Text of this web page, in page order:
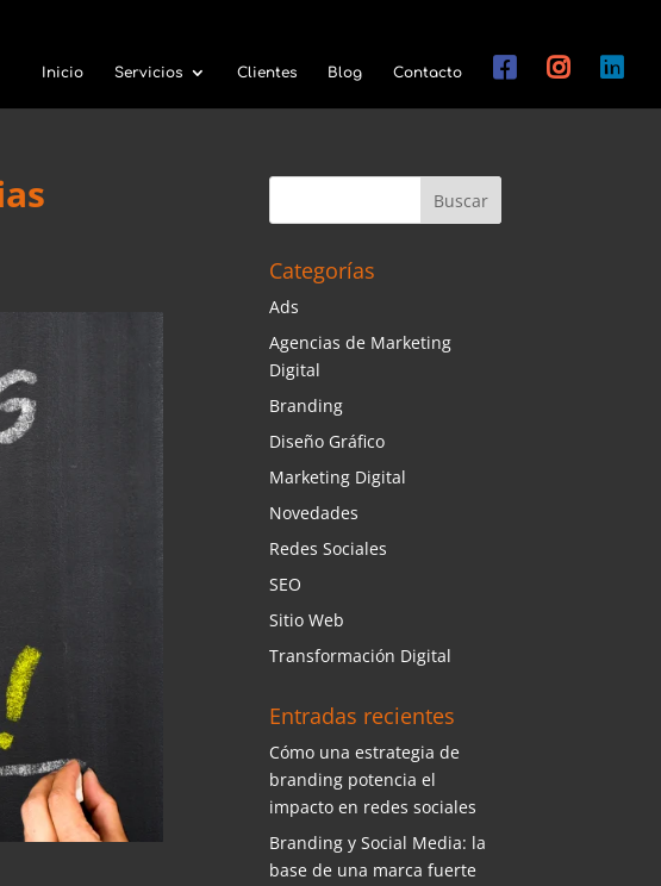
Inicio Servicios Clientes Blog Contacto
Categorías
Ads
Agencias de Marketing
Digital
Branding
Diseño Gráfico
Marketing Digital
Novedades
Redes Sociales
SEO
Sitio Web
Transformación Digital
Entradas recientes
Cómo una estrategia de
branding potencia el
impacto en redes sociales
Branding y Social Media: la
base de una marca fuerte